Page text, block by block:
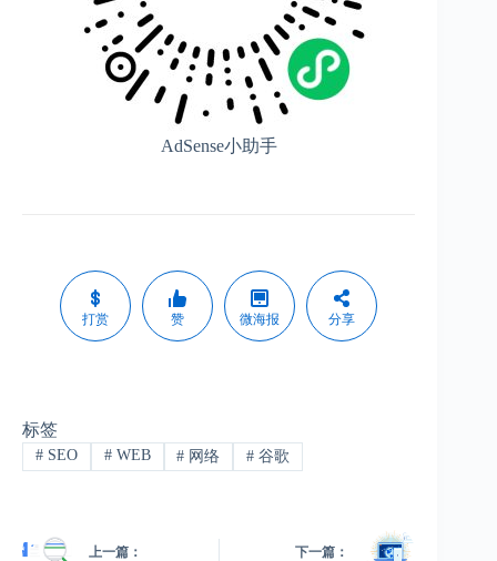
AdSense小助手
打赏 赞 微海报 分享
标签
#SEO #WEB # 网络 # 谷歌
上一篇： 下一篇：